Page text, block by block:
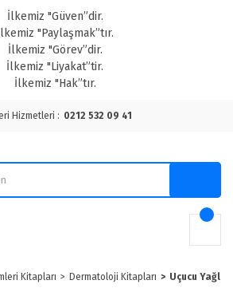
İlkemiz "Güven”dir.
"Paylaşmak”tır.
İlkemiz "Görev”dir.
İlkemiz "Liyakat”tir.
İlkemiz "Hak”tır.
Hizmetleri : 0212 532 09 41
Kitapları Dermatoloji Kitapları Uçucu